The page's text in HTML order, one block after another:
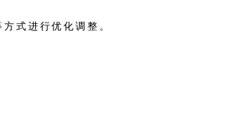
式进行优化调整。